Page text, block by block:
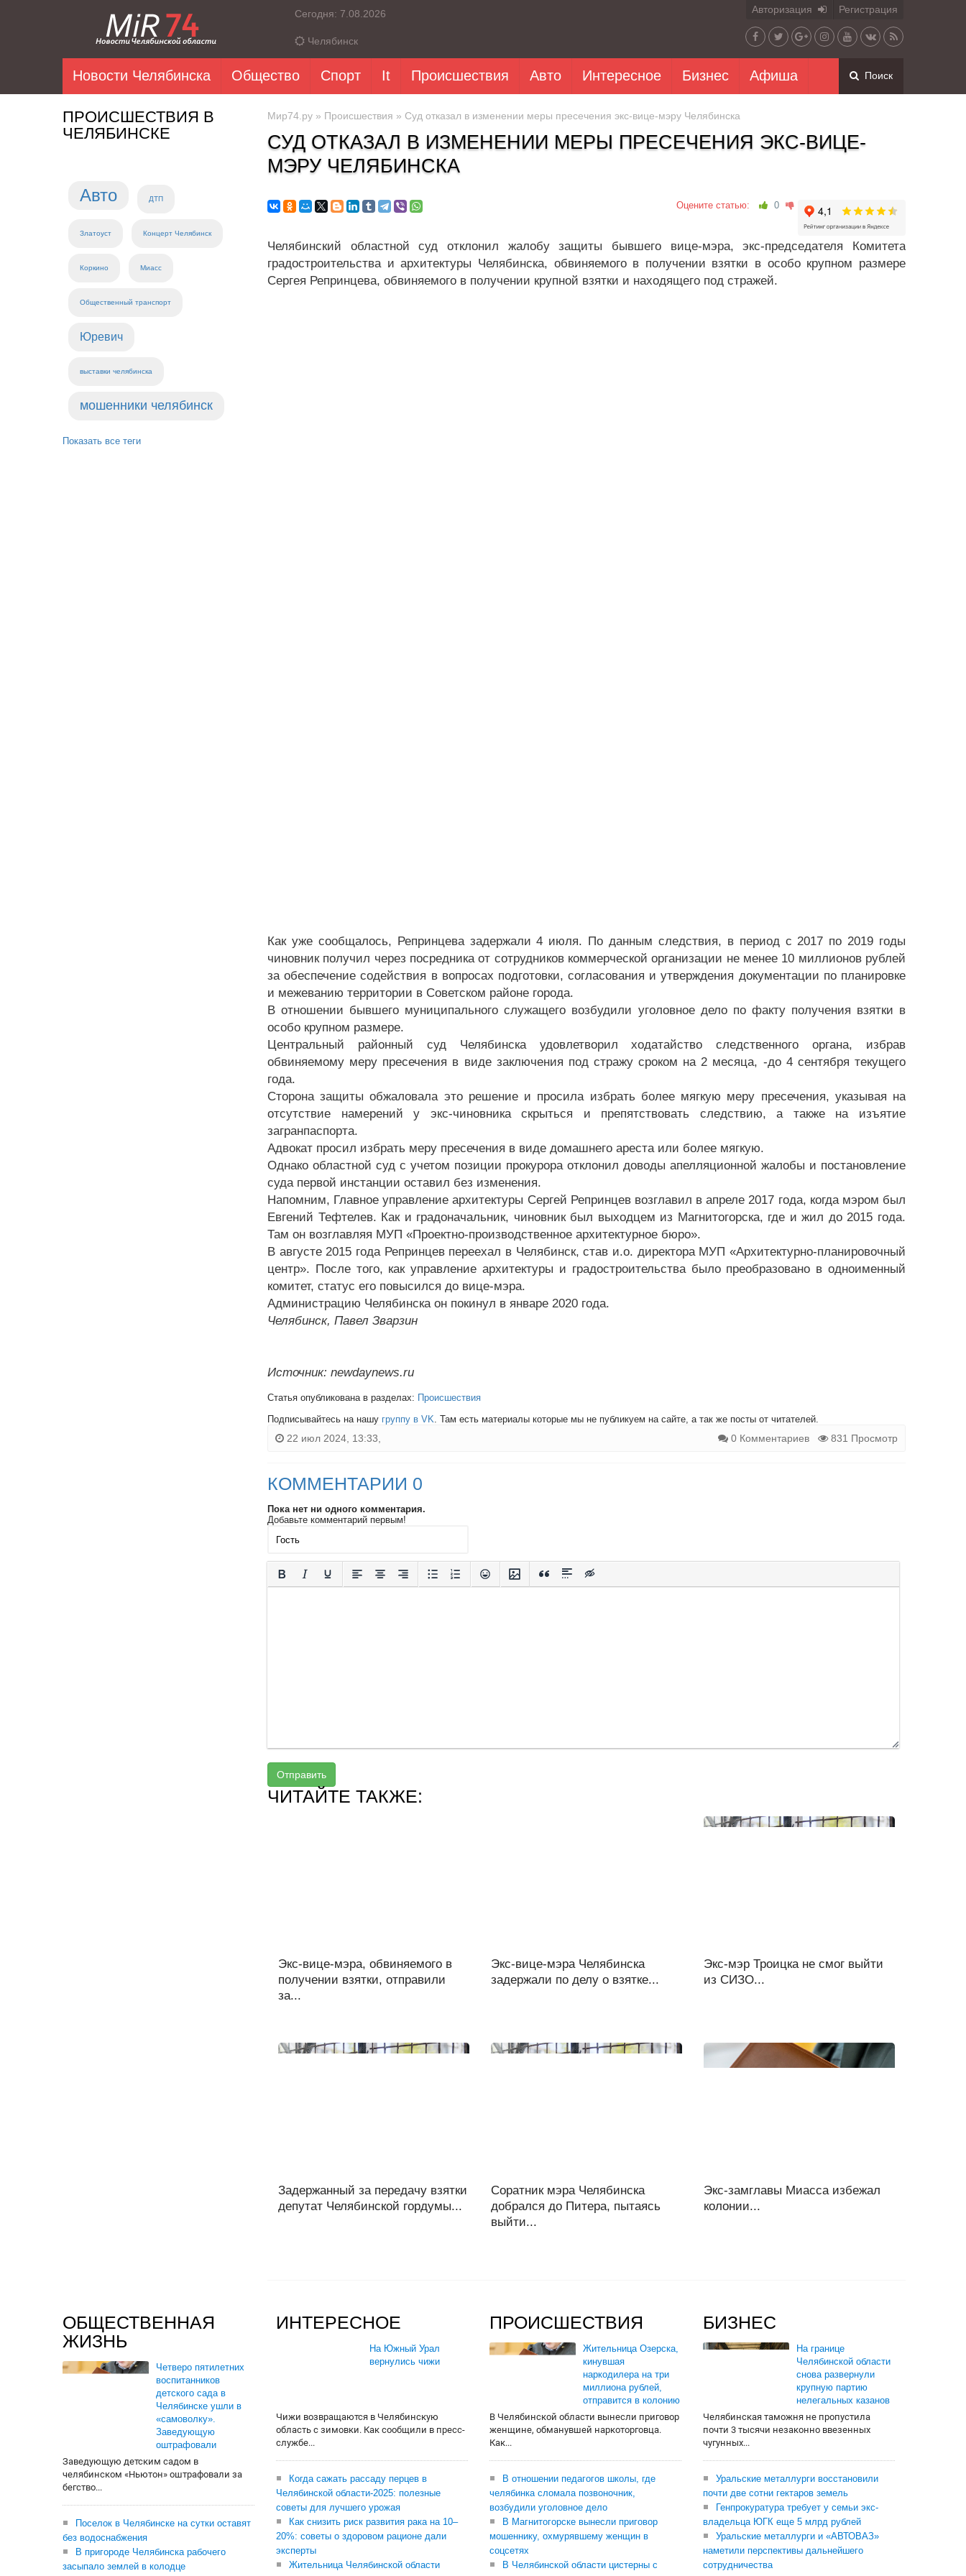
Сегодня: 7.08.2026
Челябинск
Авторизация Регистрация
Новости Челябинска Общество Спорт It Происшествия Авто Интересное Бизнес Афиша Поиск
ПРОИСШЕСТВИЯ В
ЧЕЛЯБИНСКЕ
Авто ДТП
Златоуст Концерт Челябинск
Коркино Миасс
Общественный транспорт
Юревич
выставки челябинска
мошенники челябинск
Показать все теги
Мир74.ру » Происшествия » Суд отказал в изменении меры пресечения экс-вице-мэру Челябинска
СУД ОТКАЗАЛ В ИЗМЕНЕНИИ МЕРЫ ПРЕСЕЧЕНИЯ ЭКС-ВИЦЕ-
МЭРУ ЧЕЛЯБИНСКА
Оцените статью: 0
Челябинский областной суд отклонил жалобу защиты бывшего вице-мэра, экс-председателя Комитета
градостроительства и архитектуры Челябинска, обвиняемого в получении взятки в особо крупном размере
Сергея Репринцева, обвиняемого в получении крупной взятки и находящего под стражей.
Как уже сообщалось, Репринцева задержали 4 июля. По данным следствия, в период с 2017 по 2019 годы
чиновник получил через посредника от сотрудников коммерческой организации не менее 10 миллионов рублей
за обеспечение содействия в вопросах подготовки, согласования и утверждения документации по планировке
и межеванию территории в Советском районе города.
В отношении бывшего муниципального служащего возбудили уголовное дело по факту получения взятки в
особо крупном размере.
Центральный районный суд Челябинска удовлетворил ходатайство следственного органа, избрав
обвиняемому меру пресечения в виде заключения под стражу сроком на 2 месяца, -до 4 сентября текущего
года.
Сторона защиты обжаловала это решение и просила избрать более мягкую меру пресечения, указывая на
отсутствие намерений у экс-чиновника скрыться и препятствовать следствию, а также на изъятие
загранпаспорта.
Адвокат просил избрать меру пресечения в виде домашнего ареста или более мягкую.
Однако областной суд с учетом позиции прокурора отклонил доводы апелляционной жалобы и постановление
суда первой инстанции оставил без изменения.
Напомним, Главное управление архитектуры Сергей Репринцев возглавил в апреле 2017 года, когда мэром был
Евгений Тефтелев. Как и градоначальник, чиновник был выходцем из Магнитогорска, где и жил до 2015 года.
Там он возглавляя МУП «Проектно-производственное архитектурное бюро».
В августе 2015 года Репринцев переехал в Челябинск, став и.о. директора МУП «Архитектурно-планировочный
центр». После того, как управление архитектуры и градостроительства было преобразовано в одноименный
комитет, статус его повысился до вице-мэра.
Администрацию Челябинска он покинул в январе 2020 года.
Челябинск, Павел Зварзин
Источник: newdaynews.ru
Статья опубликована в разделах: Происшествия
Подписывайтесь на нашу группу в VK. Там есть материалы которые мы не публикуем на сайте, а так же посты от читателей.
22 июл 2024, 13:33, 0 Комментариев 831 Просмотр
КОММЕНТАРИИ 0
Пока нет ни одного комментария.
Добавьте комментарий первым!
Отправить
ЧИТАЙТЕ ТАКЖЕ:
Экс-вице-мэра, обвиняемого в
получении взятки, отправили
за...
Экс-вице-мэра Челябинска
задержали по делу о взятке...
Экс-мэр Троицка не смог выйти
из СИЗО...
Задержанный за передачу взятки
депутат Челябинской гордумы...
Соратник мэра Челябинска
добрался до Питера, пытаясь
выйти...
Экс-замглавы Миасса избежал
колонии...
ОБЩЕСТВЕННАЯ
ЖИЗНЬ
Четверо пятилетних
воспитанников
детского сада в
Челябинске ушли в
«самоволку».
Заведующую
оштрафовали
Заведующую детским садом в
челябинском «Ньютон» оштрафовали за
бегство...
Поселок в Челябинске на сутки оставят
без водоснабжения
В пригороде Челябинска рабочего
засыпало землей в колодце
ИНТЕРЕСНОЕ
На Южный Урал
вернулись чижи
Чижи возвращаются в Челябинскую
область с зимовки. Как сообщили в пресс-
службе...
Когда сажать рассаду перцев в
Челябинской области-2025: полезные
советы для лучшего урожая
Как снизить риск развития рака на 10–
20%: советы о здоровом рационе дали
эксперты
Жительница Челябинской области
ПРОИСШЕСТВИЯ
Жительница Озерска,
кинувшая
наркодилера на три
миллиона рублей,
отправится в колонию
В Челябинской области вынесли приговор
женщине, обманувшей наркоторговца.
Как...
В отношении педагогов школы, где
челябинка сломала позвоночник,
возбудили уголовное дело
В Магнитогорске вынесли приговор
мошеннику, охмурявшему женщин в
соцсетях
В Челябинской области цистерны с
БИЗНЕС
На границе
Челябинской области
снова развернули
крупную партию
нелегальных казанов
Челябинская таможня не пропустила
почти 3 тысячи незаконно ввезенных
чугунных...
Уральские металлурги восстановили
почти две сотни гектаров земель
Генпрокуратура требует у семьи экс-
владельца ЮГК еще 5 млрд рублей
Уральские металлурги и «АВТОВАЗ»
наметили перспективы дальнейшего
сотрудничества